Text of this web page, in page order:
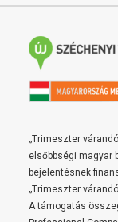
„Trimeszter
elsőbbségi magyar
bejelentésnek
„Trimeszter
A támogatás